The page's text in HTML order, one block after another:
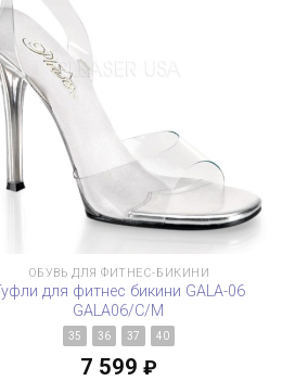
ОБУВЬ ДЛЯ ФИТНЕС-БИКИНИ
для фитнес бикини GALA-06
GALA06/C/M
35 36 37 40
7 599 ₽